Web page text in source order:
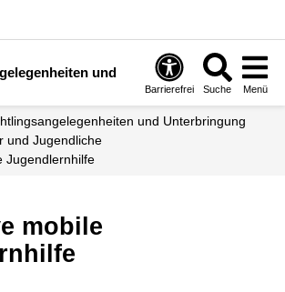
und
Barrierefrei Suche Menü
und Unterbringung
und Jugendliche
Jugendlernhilfe